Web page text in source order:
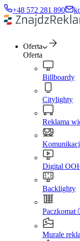
+48 572 281 890
Oferta
Oferta
Billboardy
Citylighty
Reklama
Digital
Backlighty
Murale